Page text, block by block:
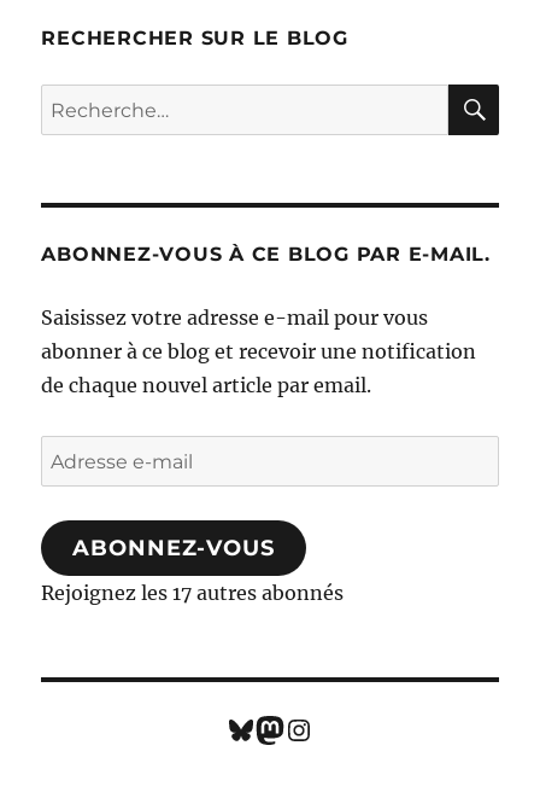
RECHERCHER SUR LE BLOG
Recherche
pour :
ABONNEZ-VOUS À CE BLOG PAR E-MAIL.
Saisissez votre adresse e-mail pour vous
abonner à ce blog et recevoir une notification
de chaque nouvel article par email.
Adresse
e-
mail
ABONNEZ-VOUS
Rejoignez les 17 autres abonnés
Bluesky
Mastodon
Instagram